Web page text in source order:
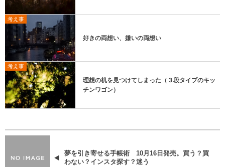
考え事
好きの両想い、嫌いの両想い
考え事
理想の机を見つけてしまった（３段タイプのキッ
チンワゴン）
夢を引き寄せる手帳術 10月16日発売。買う？買
わない？インスタ探す？迷う